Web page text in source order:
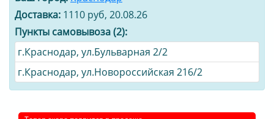
Доставка: 1110 руб, 20.08.26
Пункты самовывоза (2):
г.Краснодар, ул.Бульварная 2/2
г.Краснодар, ул.Новороссийская 216/2